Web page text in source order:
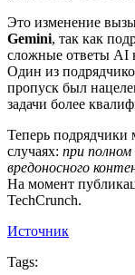
Это изменение
Gemini, так как
сложные ответы AI
Один из
пропуск был
задачи более
Теперь подрядчики
случаях: при
вредоносного
На момент
TechCrunch.
Источник
Tags: